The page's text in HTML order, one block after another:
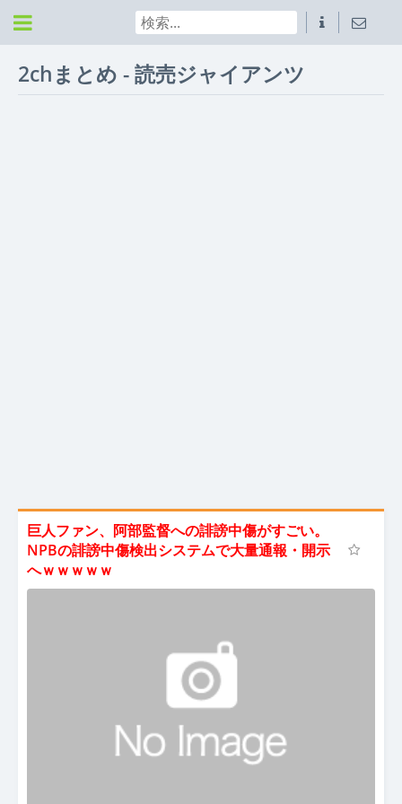
2chまとめ - 読売ジャイアンツ
巨人ファン、阿部監督への誹謗中傷がすごい。
NPBの誹謗中傷検出システムで大量通報・開示
へｗｗｗｗｗ